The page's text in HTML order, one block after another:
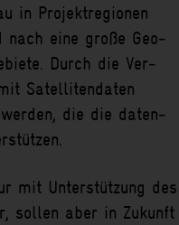
in Projekt­regionen
nach eine große Geo­
Durch die Ver­
Satelliten­daten
die die daten­
mit Unter­stützung des
sollen aber in Zukunft